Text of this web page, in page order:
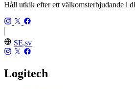
Håll utkik efter ett välkomsterbjudande i
SE,sv
Logitech